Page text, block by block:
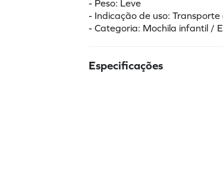
- Peso: Leve
- Indicação de uso:
- Categoria: Mochila infantil /
Especificações